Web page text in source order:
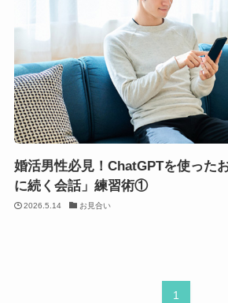
婚活男性必見！ChatGPTを使った
に続く会話」練習術①
2026.5.14 お見合い
1